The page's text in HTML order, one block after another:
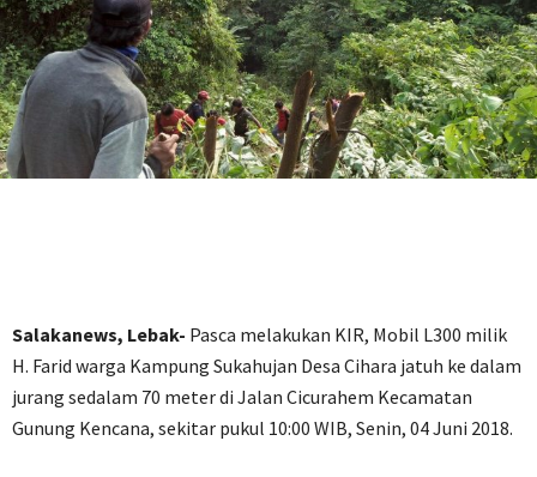
Salakanews, Lebak- Pasca melakukan KIR, Mobil L300 milik
H. Farid warga Kampung Sukahujan Desa Cihara jatuh ke dalam
jurang sedalam 70 meter di Jalan Cicurahem Kecamatan
Gunung Kencana, sekitar pukul 10:00 WIB, Senin, 04 Juni 2018.